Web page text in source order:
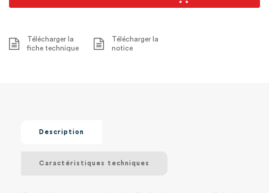
Télécharger la
fiche technique
Télécharger la
notice
Description
Caractéristiques techniques